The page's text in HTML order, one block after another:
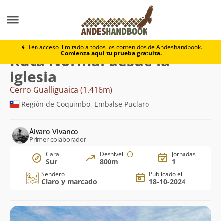
Ten acceso ilimitado a todos los contenidos de Andeshandbook.
Comienza aquí tu prueba gratuita.
Cerro Gualliguaica Normal desde la iglesia
Ruta Normal desde la
iglesia
Cerro Gualliguaica (1.416m)
Región de Coquimbo, Embalse Puclaro
Álvaro Vivanco
Primer colaborador
Cara
Sur
Desnivel
800m
Jornadas
1
Sendero
Claro y marcado
Publicado el
18-10-2024